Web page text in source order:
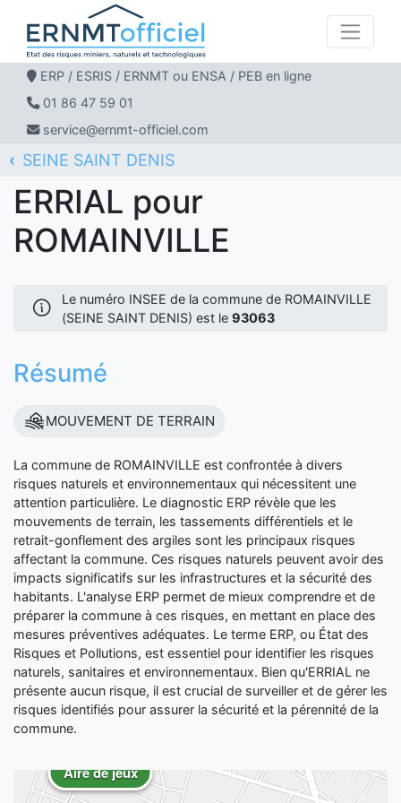
ERP / ESRIS / ERNMT ou ENSA / PEB en ligne
01 86 47 59 01
service@ernmt-officiel.com
ERNMT Officiel
ERRIAL
SEINE SAINT DENIS
ROMAINVILLE
ERRIAL pour
ROMAINVILLE
Le numéro INSEE de la commune de ROMAINVILLE
(SEINE SAINT DENIS) est le 93063
Résumé
MOUVEMENT DE TERRAIN
La commune de ROMAINVILLE est confrontée à divers
risques naturels et environnementaux qui nécessitent une
attention particulière. Le diagnostic ERP révèle que les
mouvements de terrain, les tassements différentiels et le
retrait-gonflement des argiles sont les principaux risques
affectant la commune. Ces risques naturels peuvent avoir des
impacts significatifs sur les infrastructures et la sécurité des
habitants. L'analyse ERP permet de mieux comprendre et de
préparer la commune à ces risques, en mettant en place des
mesures préventives adéquates. Le terme ERP, ou État des
Risques et Pollutions, est essentiel pour identifier les risques
naturels, sanitaires et environnementaux. Bien qu'ERRIAL ne
présente aucun risque, il est crucial de surveiller et de gérer les
risques identifiés pour assurer la sécurité et la pérennité de la
commune.
Aire de jeux